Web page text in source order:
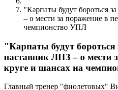
"Карпаты будут бороться
– о мести за поражение в
чемпионство УПЛ
"Карпаты будут
наставник ЛНЗ – о мести
круге и шансах на
Главный тренер "фиолетовых"